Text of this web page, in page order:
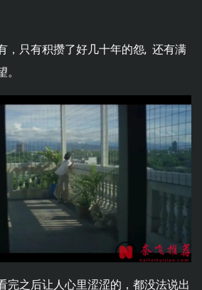
，只有积攒了好几十年的怨, 还有满
完之后让人心里涩涩的，都没法说出